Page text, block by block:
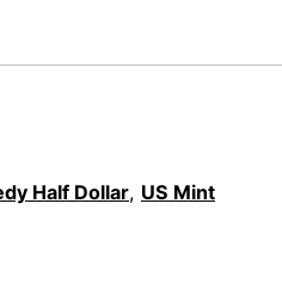
Half Dollar, US Mint